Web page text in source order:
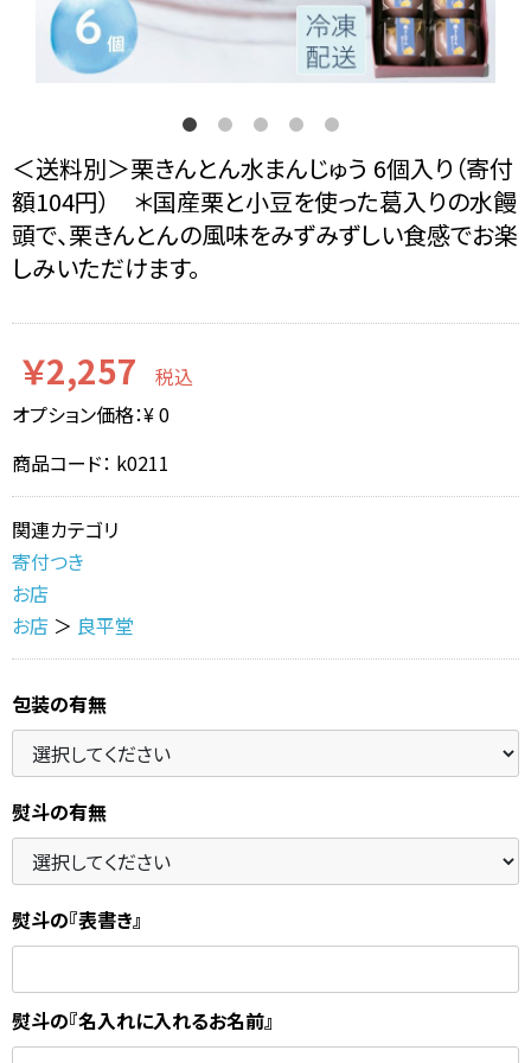
＜送料別＞栗きんとん水まんじゅう 6個入り（寄付
額104円） ＊国産栗と小豆を使った葛入りの水饅
頭で、栗きんとんの風味をみずみずしい食感でお楽
しみいただけます。
￥2,257
税込
オプション価格：¥0
商品コード： k0211
関連カテゴリ
寄付つき
お店
お店 ＞ 良平堂
包装の有無
熨斗の有無
熨斗の『表書き』
熨斗の『名入れに入れるお名前』